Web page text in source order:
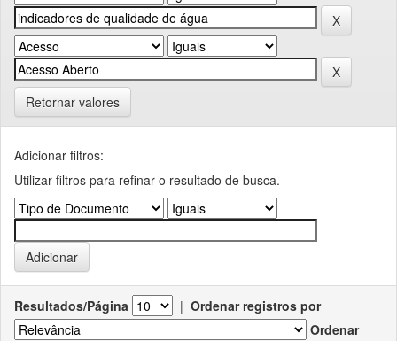
Retornar valores
Adicionar filtros:
Utilizar filtros para refinar o resultado de busca.
Resultados/Página | Ordenar registros por
Ordenar